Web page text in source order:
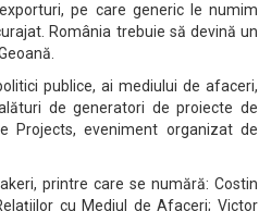
pe care generic le numim
România trebuie să devină un
publice, ai mediului de afaceri,
de generatori de proiecte de
Projects, eveniment organizat de
printre care se numără: Costin
cu Mediul de Afaceri; Victor